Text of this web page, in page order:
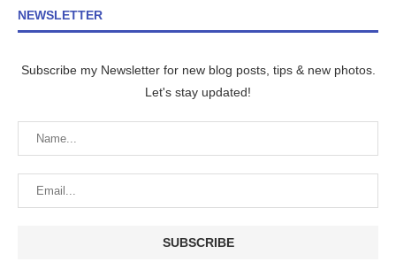
NEWSLETTER
Subscribe my Newsletter for new blog posts, tips & new photos.
Let's stay updated!